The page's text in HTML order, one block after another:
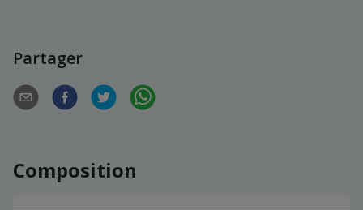
Partager
Composition